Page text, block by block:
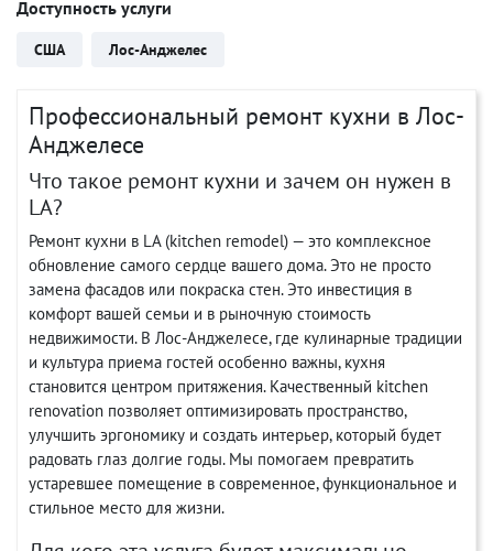
Доступность услуги
США Лос-Анджелес
Профессиональный ремонт кухни в Лос-
Анджелесе
Что такое ремонт кухни и зачем он нужен в
LA?
Ремонт кухни в LA (kitchen remodel) — это комплексное
обновление самого сердце вашего дома. Это не просто
замена фасадов или покраска стен. Это инвестиция в
комфорт вашей семьи и в рыночную стоимость
недвижимости. В Лос-Анджелесе, где кулинарные традиции
и культура приема гостей особенно важны, кухня
становится центром притяжения. Качественный kitchen
renovation позволяет оптимизировать пространство,
улучшить эргономику и создать интерьер, который будет
радовать глаз долгие годы. Мы помогаем превратить
устаревшее помещение в современное, функциональное и
стильное место для жизни.